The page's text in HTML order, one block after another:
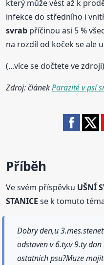
který může vést až k
infekce do středního i
svrab příčinou asi 5 %
na rozdíl od koček se ale
(...více se dočtete ve zdroji)
Zdroj: článekParazité v psí
Příběh
Ve svém příspěvku UŠNÍ
STANICE se k tomuto
Dobry den,u
odstaven v 6.ty.v 9.ty
ostatnich psu?Muze